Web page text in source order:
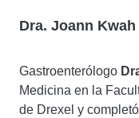
Dra. Joann Kwah
Gastroenterólogo
Medicina en la
de Drexel y